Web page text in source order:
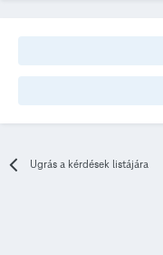
Ugrás a kérdések listájára